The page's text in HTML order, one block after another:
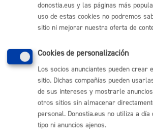
Enlaces útiles
Perfil del contratante
Sede electrónica
Mapas - GeoDonostia
Sala de prensa
Mapa web
Otras páginas web corporativas
donostia.eus y las páginas más
uso de estas cookies no podremos
sitio ni mejorar nuestra oferta de
Cookies de personalización
Los socios anunciantes pueden crear
sitio. Dichas compañías pueden
de sus intereses y mostrarle
otros sitios sin almacenar
personal. Donostia.eus no utiliza a
tipo ni anuncios ajenos.